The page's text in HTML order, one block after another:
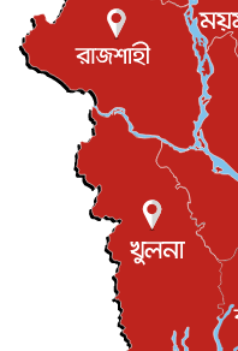
যুক্তরাজ্যে
সভা...
ইউকে কমিউনিটি
প্রধানমন্ত্রীকে
জাতীয়
জুলাই গণ-
জাতীয়
জনগণ